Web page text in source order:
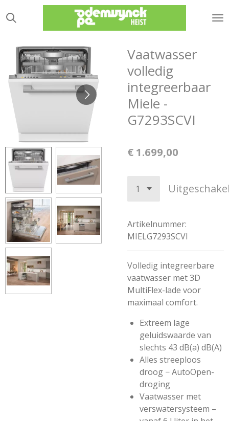
direct
hoofdinhoud
Vaatwasser
volledig
integreerbaar
Miele -
G7293SCVI
€ 1.699,00
Artikelnummer:
MIELG7293SCVI
Volledig integreerbare
vaatwasser met 3D
MultiFlex-lade voor
maximaal comfort.
Extreem lage
geluidswaarde van
slechts 43 dB(a) dB(A)
Alles streeploos
droog −AutoOpen-
droging
Vaatwasser met
verswatersysteem –